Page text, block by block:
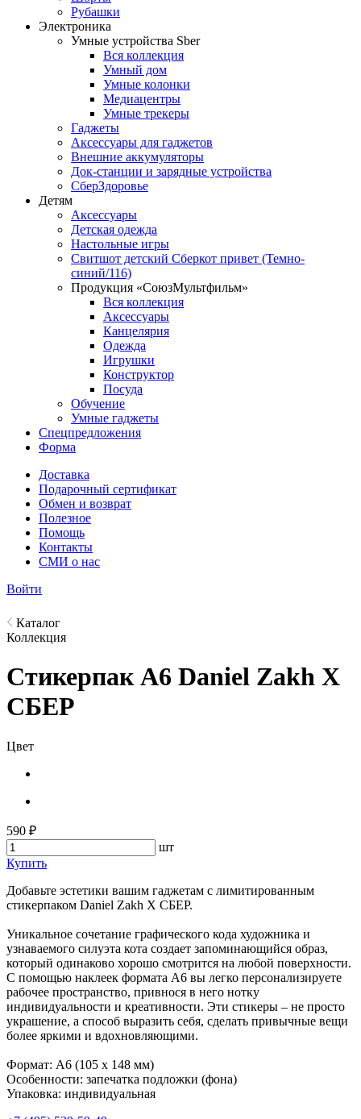
Рубашки
Электроника
Умные устройства Sber
Вся коллекция
Умный дом
Умные колонки
Медиацентры
Умные трекеры
Гаджеты
Аксессуары для гаджетов
Внешние аккумуляторы
Док-станции и зарядные устройства
СберЗдоровье
Детям
Аксессуары
Детская одежда
Настольные игры
Свитшот детский Сберкот привет (Темно-
синий/116)
Продукция «СоюзМультфильм»
Вся коллекция
Аксессуары
Канцелярия
Одежда
Игрушки
Конструктор
Посуда
Обучение
Умные гаджеты
Спецпредложения
Форма
Доставка
Подарочный сертификат
Обмен и возврат
Полезное
Помощь
Контакты
СМИ о нас
Войти
Каталог
Коллекция
Стикерпак А6 Daniel Zakh X
СБЕР
Цвет
590 ₽
шт
Купить
Добавьте эстетики вашим гаджетам с лимитированным
стикерпаком Daniel Zakh X СБЕР.
Уникальное сочетание графического кода художника и
узнаваемого силуэта кота создает запоминающийся образ,
который одинаково хорошо смотрится на любой поверхности.
С помощью наклеек формата А6 вы легко персонализируете
рабочее пространство, привнося в него нотку
индивидуальности и креативности. Эти стикеры – не просто
украшение, а способ выразить себя, сделать привычные вещи
более яркими и вдохновляющими.
Формат: А6 (105 х 148 мм)
Особенности: запечатка подложки (фона)
Упаковка: индивидуальная